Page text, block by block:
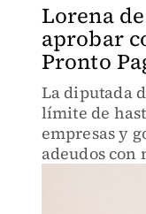
Lorena
aprobar
Pronto
La diputada
límite de
empresas y
adeudos con
medianas